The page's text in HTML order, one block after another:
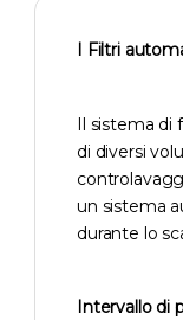
I Filtri
Il sistema di
di diversi
un sistema
durante lo
Intervallo di